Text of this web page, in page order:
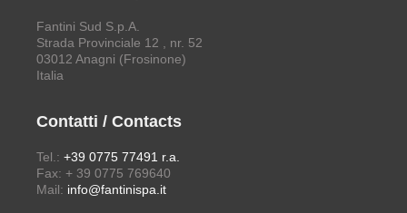
Fantini Sud S.p.A.
Strada Provinciale 12 , nr. 52
03012 Anagni (Frosinone)
Italia
Contatti / Contacts
Tel.: +39 0775 77491 r.a.
Fax: + 39 0775 769640
Mail: info@fantinispa.it